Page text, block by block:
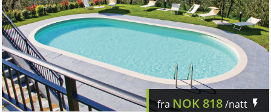
fraNOK 818/natt